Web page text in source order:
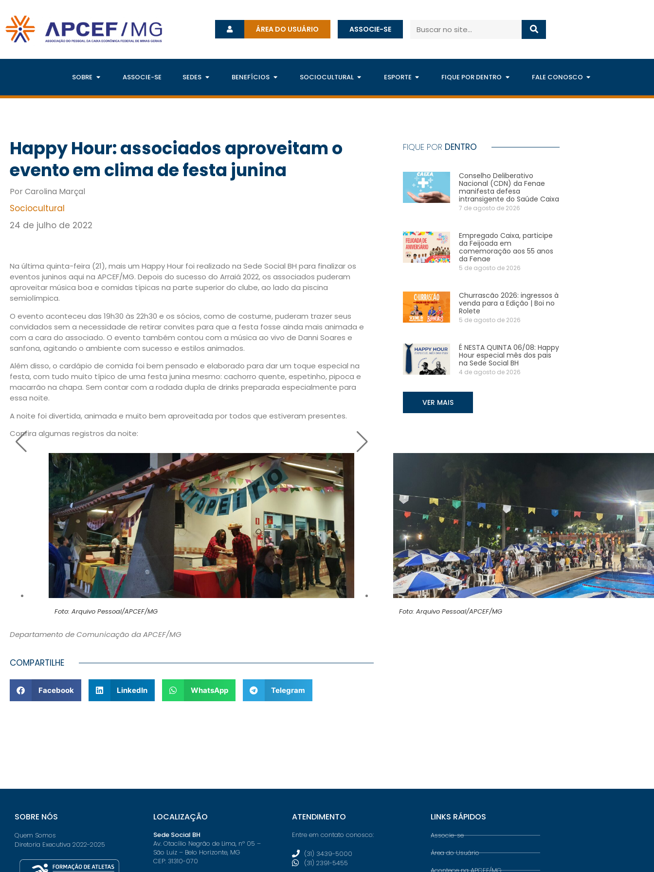
ÁREA DO USUÁRIO ASSOCIE-SE
SOBRE ASSOCIE-SE SEDES BENEFÍCIOS SOCIOCULTURAL ESPORTE FIQUE POR DENTRO FALE CONOSCO
Happy Hour: associados aproveitam o
evento em clima de festa junina
Por Carolina Marçal
Sociocultural
24 de julho de 2022
Na última quinta-feira (21), mais um Happy Hour foi realizado na Sede Social BH para finalizar os
eventos juninos aqui na APCEF/MG. Depois do sucesso do Arraiá 2022, os associados puderam
aproveitar música boa e comidas típicas na parte superior do clube, ao lado da piscina
semiolímpica.
O evento aconteceu das 19h30 às 22h30 e os sócios, como de costume, puderam trazer seus
convidados sem a necessidade de retirar convites para que a festa fosse ainda mais animada e
com a cara do associado. O evento também contou com a música ao vivo de Danni Soares e
sanfona, agitando o ambiente com sucesso e estilos animados.
Além disso, o cardápio de comida foi bem pensado e elaborado para dar um toque especial na
festa, com tudo muito típico de uma festa junina mesmo: cachorro quente, espetinho, pipoca e
macarrão na chapa. Sem contar com a rodada dupla de drinks preparada especialmente para
essa noite.
A noite foi divertida, animada e muito bem aproveitada por todos que estiveram presentes.
Confira algumas registros da noite:
Foto: Arquivo Pessoal/APCEF/MG Foto: Arquivo Pessoal/APCEF/MG
Departamento de Comunicação da APCEF/MG
COMPARTILHE
Facebook LinkedIn WhatsApp Telegram
FIQUE POR DENTRO
Conselho Deliberativo
Nacional (CDN) da Fenae
manifesta defesa
intransigente do Saúde Caixa
7 de agosto de 2026
Empregado Caixa, participe
da Feijoada em
comemoração aos 55 anos
da Fenae
5 de agosto de 2026
Churrascão 2026: ingressos à
venda para a Edição | Boi no
Rolete
5 de agosto de 2026
É NESTA QUINTA 06/08: Happy
Hour especial mês dos pais
na Sede Social BH
4 de agosto de 2026
VER MAIS
SOBRE NÓS
Quem Somos
Diretoria Executiva 2022-2025
LOCALIZAÇÃO
Sede Social BH
Av. Otacílio Negrão de Lima, nº 05 –
São Luiz – Belo Horizonte, MG
CEP: 31310-070
ATENDIMENTO
Entre em contato conosco:
(31) 3439-5000
(31) 2391-5455
LINKS RÁPIDOS
Associe-se
Área do Usuário